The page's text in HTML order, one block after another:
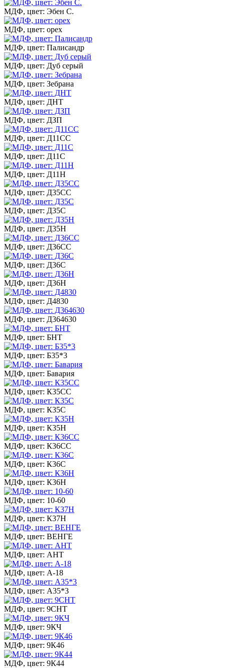
МДФ, цвет: Эбен С.
МДФ, цвет: орех
МДФ, цвет: Палисандр
МДФ, цвет: Дуб серый
МДФ, цвет: Зебрана
МДФ, цвет: ДНТ
МДФ, цвет: ДЗП
МДФ, цвет: Д11СС
МДФ, цвет: Д11С
МДФ, цвет: Д11Н
МДФ, цвет: Д35СС
МДФ, цвет: Д35С
МДФ, цвет: Д35Н
МДФ, цвет: Д36СС
МДФ, цвет: Д36С
МДФ, цвет: Д36Н
МДФ, цвет: Д4830
МДФ, цвет: Д364630
МДФ, цвет: БНТ
МДФ, цвет: Б35*3
МДФ, цвет: Бавария
МДФ, цвет: К35СС
МДФ, цвет: К35С
МДФ, цвет: К35Н
МДФ, цвет: К36СС
МДФ, цвет: К36С
МДФ, цвет: К36Н
МДФ, цвет: 10-60
МДФ, цвет: К37Н
МДФ, цвет: ВЕНГЕ
МДФ, цвет: АНТ
МДФ, цвет: А-18
МДФ, цвет: А35*3
МДФ, цвет: 9СНТ
МДФ, цвет: 9КЧ
МДФ, цвет: 9К46
МДФ, цвет: 9К44